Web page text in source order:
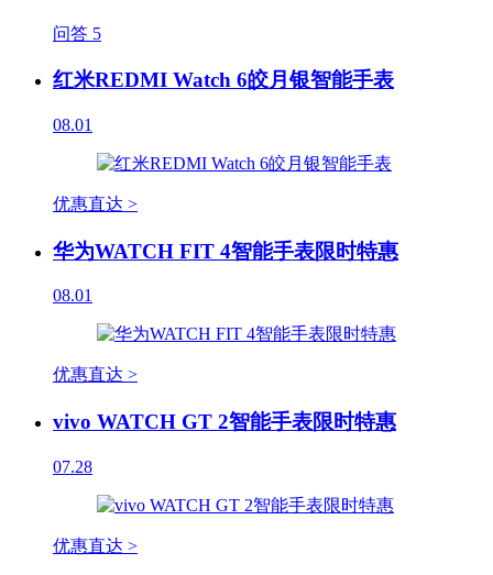
问答 5
红米REDMI Watch 6皎月银智能手表
08.01
优惠直达 >
华为WATCH FIT 4智能手表限时特惠
08.01
优惠直达 >
vivo WATCH GT 2智能手表限时特惠
07.28
优惠直达 >